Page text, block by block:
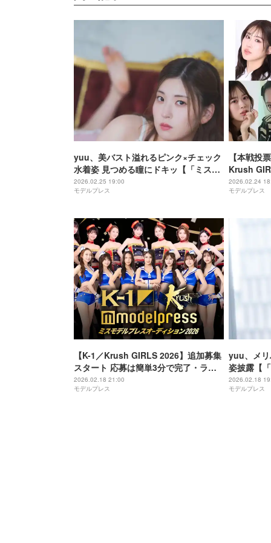
yuu、美バスト溢れるピンク×チェック
水着姿 見つめる瞳にドキッ【「ミスモ
デルプレス グラビアオーディション」
連載】
2026.02.25 19:00
モデルプレス
【本戦投
Krush
ディショ
2026.02.24
モデルプレス
【K-1／Krush GIRLS 2026】追加募集
スタート 応募は簡単3分で完了・ラス
トチャンス見逃さず
2026.02.18 21:00
モデルプレス
yuu、メ
姿披露【
オーディ
2026.02.18
モデルプレス